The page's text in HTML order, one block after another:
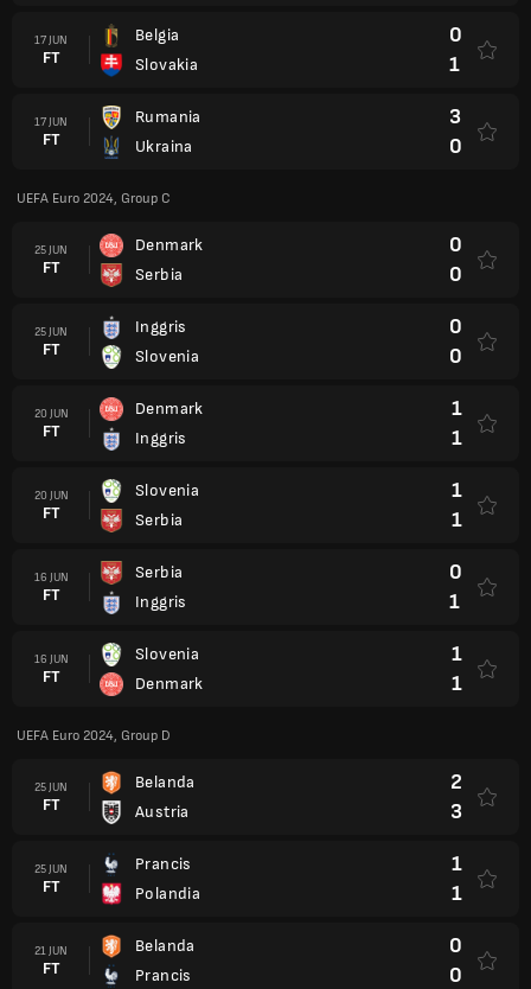
17 JUN
FT
Belgia
Slovakia
0
1
17 JUN
FT
Rumania
Ukraina
3
0
UEFA Euro 2024, Group C
25 JUN
FT
Denmark
Serbia
0
0
25 JUN
FT
Inggris
Slovenia
0
0
20 JUN
FT
Denmark
Inggris
1
1
20 JUN
FT
Slovenia
Serbia
1
1
16 JUN
FT
Serbia
Inggris
0
1
16 JUN
FT
Slovenia
Denmark
1
1
UEFA Euro 2024, Group D
25 JUN
FT
Belanda
Austria
2
3
25 JUN
FT
Prancis
Polandia
1
1
21 JUN
FT
Belanda
Prancis
0
0